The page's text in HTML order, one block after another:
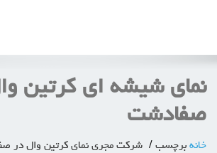
نمای شيشه ای كرتين
صفادشت
خانه برچسب شرکت مجری نمای کرتین وال در